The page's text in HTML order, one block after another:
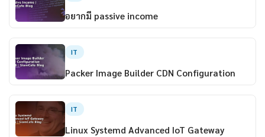
อยากมี passive income
IT
Packer Image Builder CDN Configuration
IT
Linux Systemd Advanced IoT Gateway